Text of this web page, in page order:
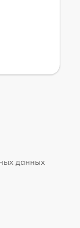
данных